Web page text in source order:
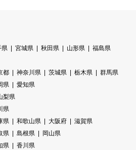
県 宮城県 秋田県 山形県
福島県
都 神奈川県 茨城県 栃木県
群馬県
県
愛知県
梨県
県
県 和歌山県 大阪府
滋賀県
県 島根県
岡山県
県
香川県